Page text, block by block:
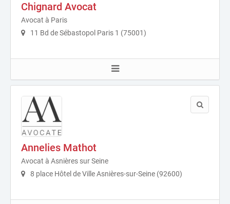
Chignard Avocat
Avocat à Paris
11 Bd de Sébastopol Paris 1 (75001)
Annelies Mathot
Avocat à Asnières sur Seine
8 place Hôtel de Ville Asnières-sur-Seine (92600)